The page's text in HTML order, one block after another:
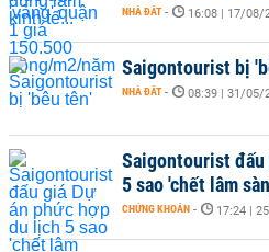
NHÀ ĐẤT - 16:08 | 17/08/
Saigontourist bị
NHÀ ĐẤT - 08:39 | 31/05/
Saigontourist đấu
5 sao 'chết lâm
CHỨNG KHOÁN - 17:24 |